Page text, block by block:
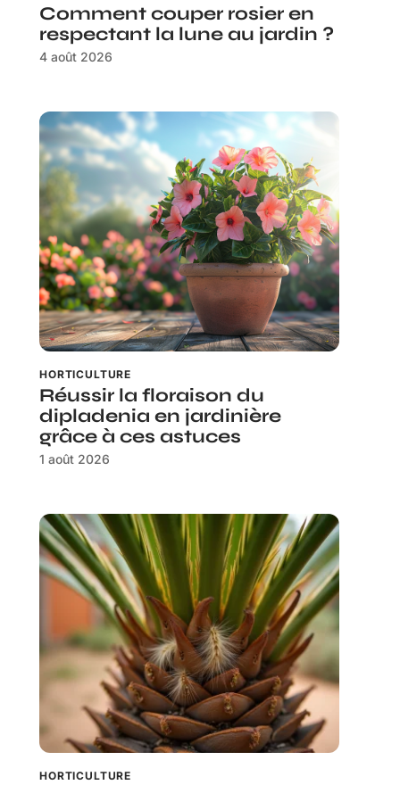
Comment couper rosier en
respectant la lune au jardin ?
4 août 2026
HORTICULTURE
Réussir la floraison du
dipladenia en jardinière
grâce à ces astuces
1 août 2026
HORTICULTURE